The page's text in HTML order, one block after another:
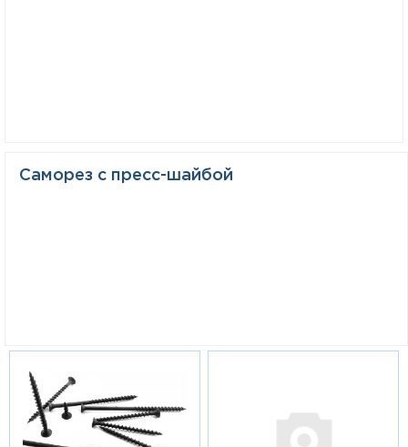
Саморез с пресс-шайбой